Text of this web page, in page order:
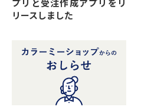
プリと受注作成アプリをリ
リースしました